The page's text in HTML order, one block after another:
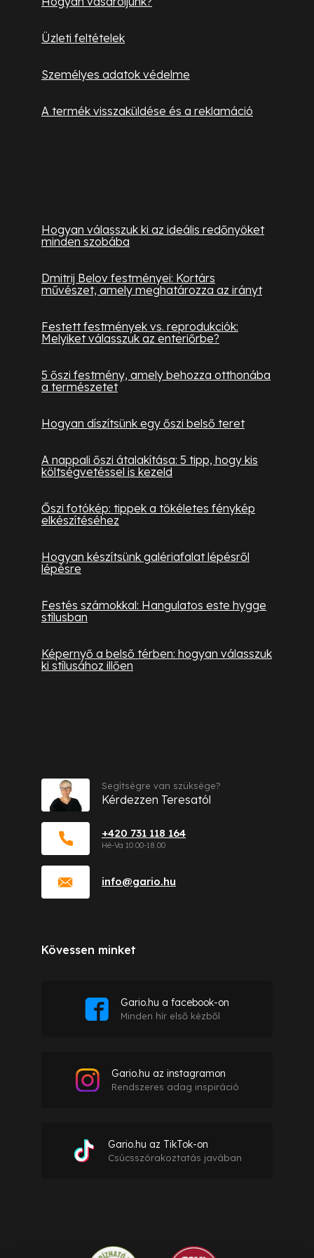
Üzleti feltételek
Személyes adatok védelme
A termék visszaküldése és a reklamáció
Hogyan válasszuk ki az ideális redőnyöket
minden szobába
Dmitrij Belov festményei: Kortárs
művészet, amely meghatározza az irányt
Festett festmények vs. reprodukciók:
Melyiket válasszuk az enteriőrbe?
5 őszi festmény, amely behozza otthonába
a természetet
Hogyan díszítsünk egy őszi belső teret
A nappali őszi átalakítása: 5 tipp, hogy kis
költségvetéssel is kezeld
Őszi fotókép: tippek a tökéletes fénykép
elkészítéséhez
Hogyan készítsünk galériafalat lépésről
lépésre
Festés számokkal: Hangulatos este hygge
stílusban
Képernyő a belső térben: hogyan válasszuk
ki stílusához illően
info@gario.hu
+420 731 118 164
Segítségre van szüksége?
Kérdezzen Teresatól
Kövessen minket
Gario.hu a facebook-on
Minden hír első kézből
Gario.hu az instagramon
Rendszeres adag inspiráció
Gario.hu az TikTok-on
Csúcsszórakoztatás javában